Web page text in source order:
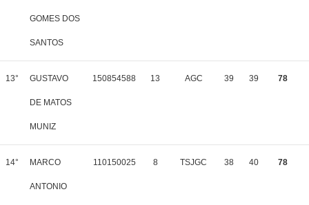
GOMES DOS
SANTOS
13° GUSTAVO
DE MATOS
MUNIZ
150854588 13 AGC 39 39 78
14° MARCO
ANTONIO
110150025 8 TSJGC 38 40 78